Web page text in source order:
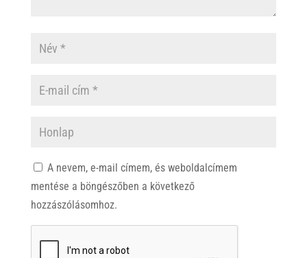
A nevem, e-mail címem, és weboldalcímem
mentése a böngészőben a következő
hozzászólásomhoz.